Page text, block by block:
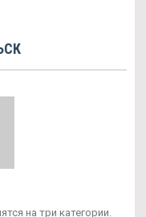
на три категории.